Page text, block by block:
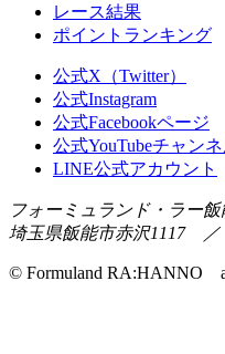
レース結果
ポイントランキング
公式X（Twitter）
公式Instagram
公式Facebookページ
公式YouTubeチャン
LINE公式アカウント
フォーミュランド・ラー飯
埼玉県飯能市赤沢1117 ／
© Formuland RA:HANNO